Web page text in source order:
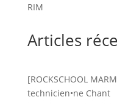
RIM
Articles
[ROCKSCHOOL
technicien•ne Chant